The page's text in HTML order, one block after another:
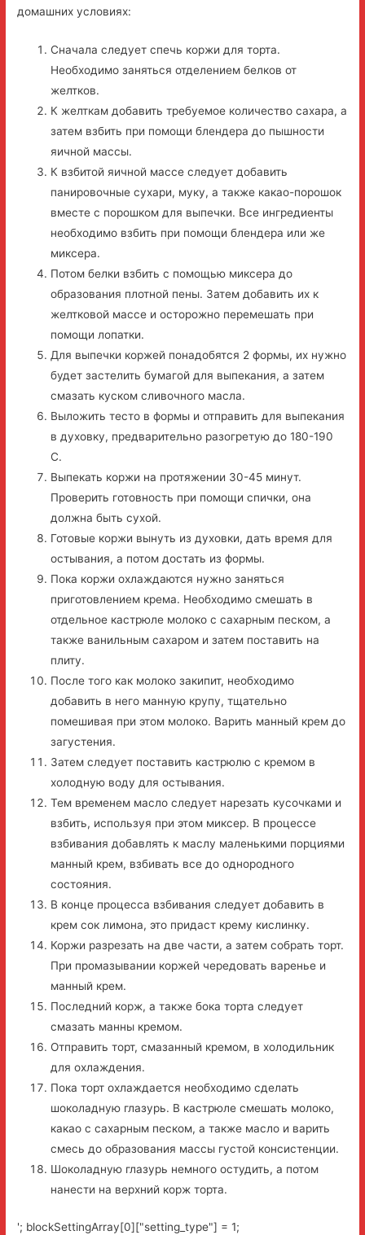
домашних условиях:
Сначала следует спечь коржи для торта.
Необходимо заняться отделением белков от
желтков.
К желткам добавить требуемое количество сахара, а
затем взбить при помощи блендера до пышности
яичной массы.
К взбитой яичной массе следует добавить
панировочные сухари, муку, а также какао-порошок
вместе с порошком для выпечки. Все ингредиенты
необходимо взбить при помощи блендера или же
миксера.
Потом белки взбить с помощью миксера до
образования плотной пены. Затем добавить их к
желтковой массе и осторожно перемешать при
помощи лопатки.
Для выпечки коржей понадобятся 2 формы, их нужно
будет застелить бумагой для выпекания, а затем
смазать куском сливочного масла.
Выложить тесто в формы и отправить для выпекания
в духовку, предварительно разогретую до 180-190
С.
Выпекать коржи на протяжении 30-45 минут.
Проверить готовность при помощи спички, она
должна быть сухой.
Готовые коржи вынуть из духовки, дать время для
остывания, а потом достать из формы.
Пока коржи охлаждаются нужно заняться
приготовлением крема. Необходимо смешать в
отдельное кастрюле молоко с сахарным песком, а
также ванильным сахаром и затем поставить на
плиту.
После того как молоко закипит, необходимо
добавить в него манную крупу, тщательно
помешивая при этом молоко. Варить манный крем до
загустения.
Затем следует поставить кастрюлю с кремом в
холодную воду для остывания.
Тем временем масло следует нарезать кусочками и
взбить, используя при этом миксер. В процессе
взбивания добавлять к маслу маленькими порциями
манный крем, взбивать все до однородного
состояния.
В конце процесса взбивания следует добавить в
крем сок лимона, это придаст крему кислинку.
Коржи разрезать на две части, а затем собрать торт.
При промазывании коржей чередовать варенье и
манный крем.
Последний корж, а также бока торта следует
смазать манны кремом.
Отправить торт, смазанный кремом, в холодильник
для охлаждения.
Пока торт охлаждается необходимо сделать
шоколадную глазурь. В кастрюле смешать молоко,
какао с сахарным песком, а также масло и варить
смесь до образования массы густой консистенции.
Шоколадную глазурь немного остудить, а потом
нанести на верхний корж торта.
'; blockSettingArray[0]["setting_type"] = 1;